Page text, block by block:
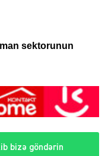
sektorunun
bizə göndərin